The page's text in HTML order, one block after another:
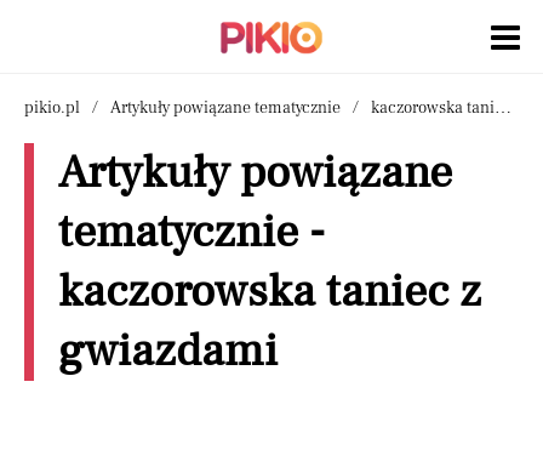
pikio.pl Artykuły powiązane tematycznie kaczorowska taniec z gwiazdami
Artykuły powiązane
tematycznie -
kaczorowska taniec z
gwiazdami